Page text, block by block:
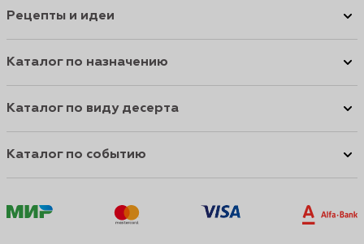
Рецепты и идеи
Каталог по назначению
Каталог по виду десерта
Каталог по событию